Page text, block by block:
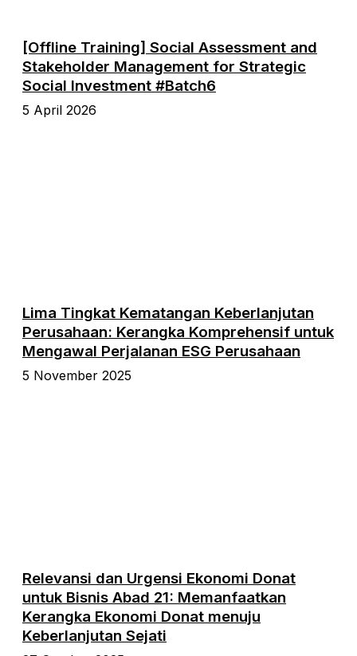
[Offline Training] Social Assessment and
Stakeholder Management for Strategic
Social Investment #Batch6
5 April 2026
Lima Tingkat Kematangan Keberlanjutan
Perusahaan: Kerangka Komprehensif untuk
Mengawal Perjalanan ESG Perusahaan
5 November 2025
Relevansi dan Urgensi Ekonomi Donat
untuk Bisnis Abad 21: Memanfaatkan
Kerangka Ekonomi Donat menuju
Keberlanjutan Sejati